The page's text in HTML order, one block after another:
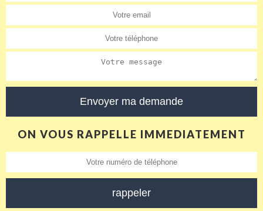
ON VOUS RAPPELLE IMMEDIATEMENT